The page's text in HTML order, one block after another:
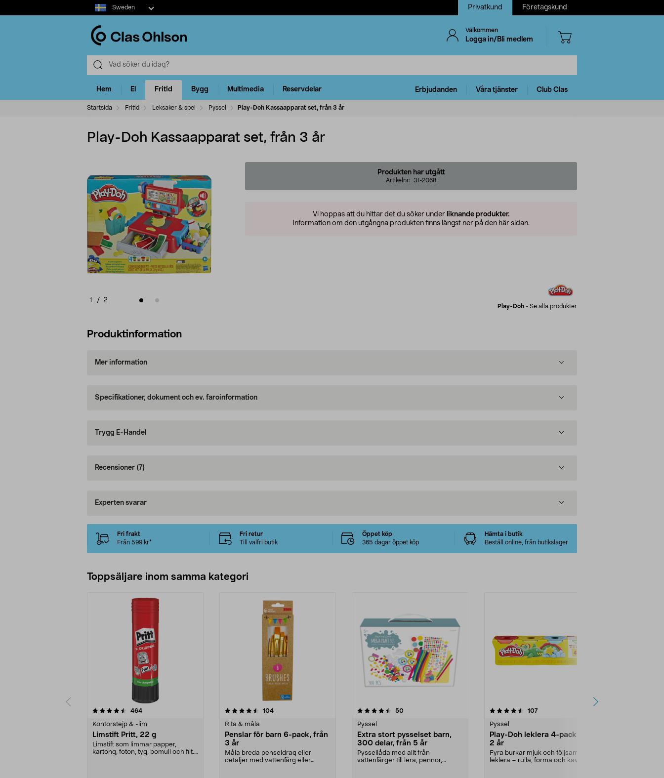
Select
market
Sweden Privatkund Företagskund
Välkommen
Logga in/Bli medlem
Hem El Fritid Bygg Multimedia Reservdelar Erbjudanden Våra tjänster Club Clas
Startsida Fritid Leksaker & spel Pyssel Play-Doh Kassaapparat set, från 3 år
Play-Doh Kassaapparat set, från 3 år
1 / 2
Produkten har utgått
Artikelnr: 31-2068
Vi hoppas att du hittar det du söker under liknande produkter.
Information om den utgångna produkten finns längst ner på den här sidan.
Play-Doh - Se alla produkter
Produktinformation
Mer information
Specifikationer, dokument och ev. faroinformation
Trygg E-Handel
Recensioner (7)
Experten svarar
Fri frakt
Från 599 kr*
Fri retur
Till valfri butik
Öppet köp
365 dagar öppet köp
Hämta i butik
Beställ online, från butikslager
Toppsäljare inom samma kategori
464recensioner
Kontorstejp & -lim
Limstift Pritt, 22 g
Limstift som limmar papper,
kartong, foton, tyg, bomull och filt.
4.5 av 5 stjärnor 104recensioner
Rita & måla
Penslar för barn 6-pack, från
3 år
Måla breda penseldrag eller
detaljer med vattenfärg eller
4.5 av 5 stjärnor 50recensioner
Pyssel
Extra stort pysselset barn,
300 delar, från 5 år
Pyssellåda med allt från
vattenfärger till lera, pennor,
4.5 av 5 stjärnor 107recensioner
Pyssel
Play-Doh leklera 4-pack, från
2 år
Fyra burkar mjuk och följsam
leklera – rulla, forma och kavla.
4.5 av 5 stjärnor